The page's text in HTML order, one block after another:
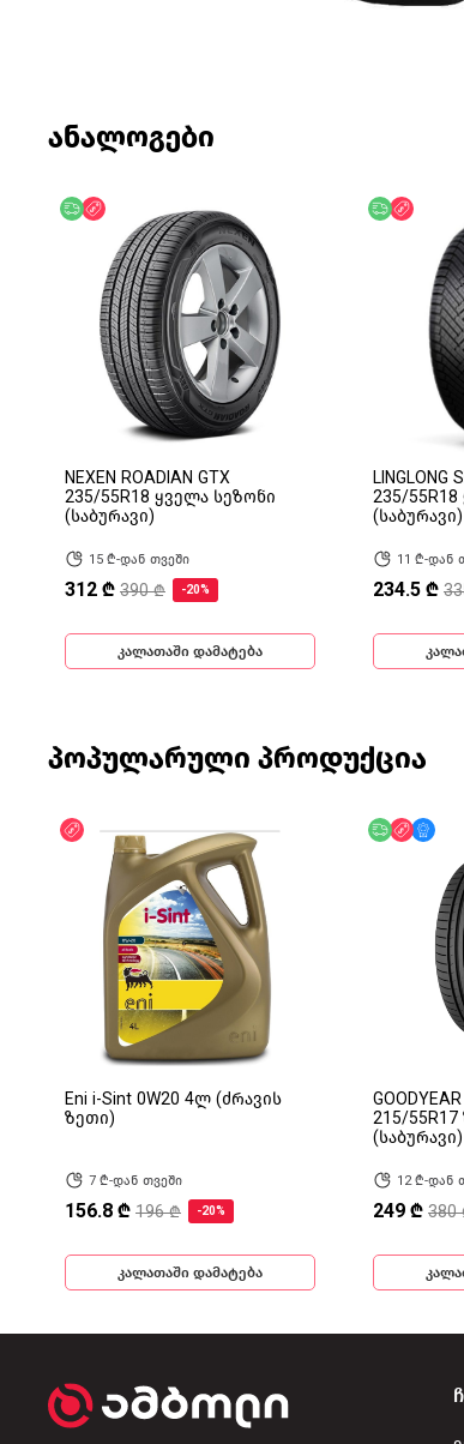
ანალოგები
უფასო მიწოდება
ფასდაკლება
NEXEN ROADIAN GTX
235/55R18 ყველა სეზონი
(საბურავი)
15 ₾-დან თვეში
312 ₾ 390 ₾ -20%
კალათაში დამატება
უფასო
LINGLONG
235/
(საბურავი)
11 ₾-დან
234.5 ₾
პოპულარული პროდუქცია
ფასდაკლება
Eni i-Sint 0W20 4ლ (ძრავის
ზეთი)
7 ₾-დან თვეში
156.8 ₾ 196 ₾ -20%
კალათაში დამატება
უფასო
215/
(საბურავი)
12 ₾-დან
249 ₾ 380